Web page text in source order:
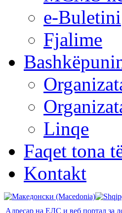
e-Buletini
Fjalime
Linqe
Faqet tona
Kontakt
Адресар на ЕЛС и веб портал за